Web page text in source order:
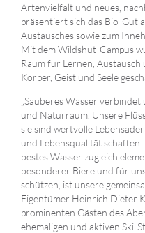
Artenvielfalt und neues,
präsentiert sich das Bio-Gut
Austausches sowie zum
Mit dem Wildshut-Campus
Raum für Lernen,
Körper, Geist und Seele
„Sauberes Wasser
und Naturraum. Unsere
sie sind wertvolle
und Lebensqualität
bestes Wasser zugleich
besonderer Biere und für
schützen, ist unsere
Eigentümer Heinrich Dieter
prominenten Gästen des
ehemaligen und aktiven Ski-